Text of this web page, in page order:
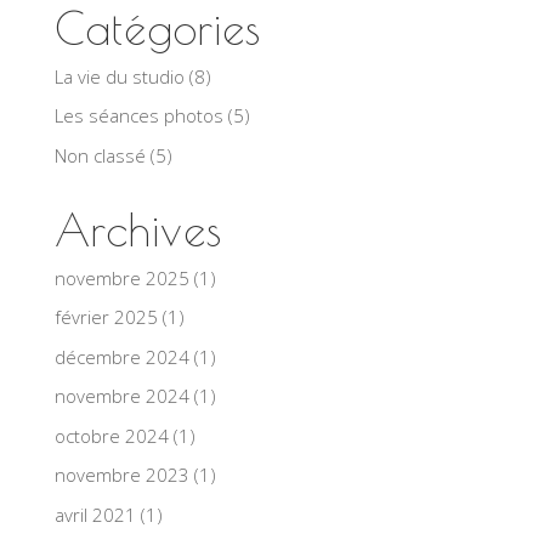
Catégories
La vie du studio (8)
Les séances photos (5)
Non classé (5)
Archives
novembre 2025 (1)
février 2025 (1)
décembre 2024(1)
novembre 2024(1)
octobre 2024(1)
novembre 2023 (1)
avril 2021 (1)